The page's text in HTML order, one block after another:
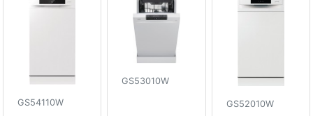
GS54110W
GS53010W
GS52010W